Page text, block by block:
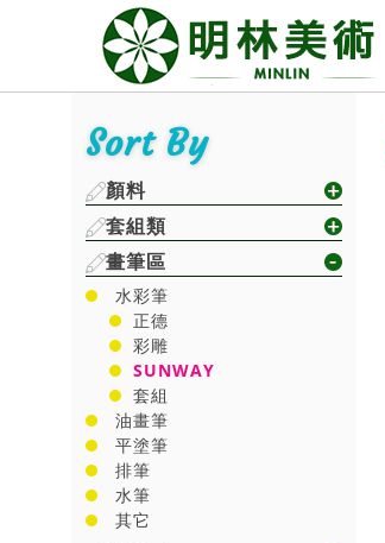
Sort By
顏料
套組類
畫筆區
水彩筆
正德
彩雕
SUNWAY
套組
油畫筆
平塗筆
排筆
水筆
其它